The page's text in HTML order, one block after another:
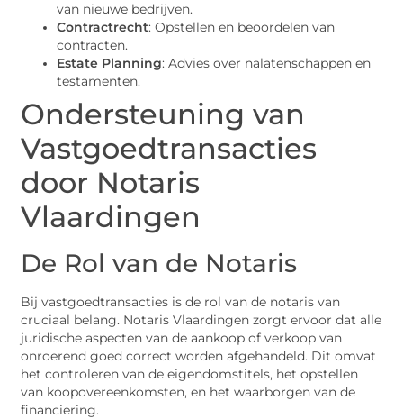
van nieuwe bedrijven.
Contractrecht: Opstellen en beoordelen van
contracten.
Estate Planning: Advies over nalatenschappen en
testamenten.
Ondersteuning van
Vastgoedtransacties
door Notaris
Vlaardingen
De Rol van de Notaris
Bij vastgoedtransacties is de rol van de notaris van
cruciaal belang. Notaris Vlaardingen zorgt ervoor dat alle
juridische aspecten van de aankoop of verkoop van
onroerend goed correct worden afgehandeld. Dit omvat
het controleren van de eigendomstitels, het opstellen
van koopovereenkomsten, en het waarborgen van de
financiering.